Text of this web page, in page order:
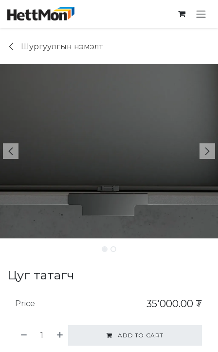
Шургуулгын нэмэлт
Цуг татагч
ADD TO CART
Price 35'000.00 ₮